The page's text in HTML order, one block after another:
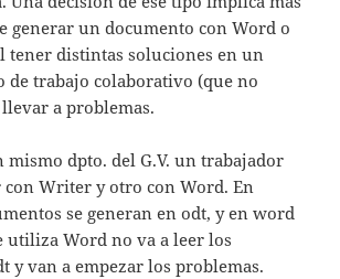
generar un documento con Word o
tener distintas soluciones en un
de trabajo colaborativo (que no
a problemas.
mismo dpto. del G.V. un trabajador
con Writer y otro con Word. En
se generan en odt, y en word
utiliza Word no va a leer los
y van a empezar los problemas.